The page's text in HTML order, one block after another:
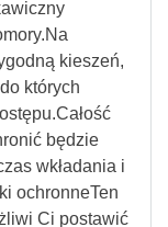
kieszeń,
których
będzie
wkładania i
ochronneTen
Ci postawić